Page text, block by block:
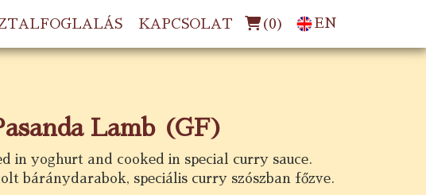
KAPCSOLAT (0) EN
Lamb (GF)
in yoghurt and cooked in special curry sauce.
báránydarabok, speciális curry szószban főzve.